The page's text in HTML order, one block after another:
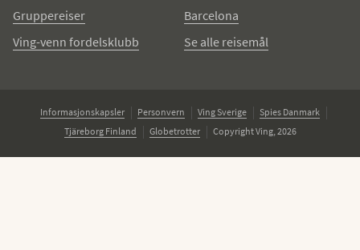
Gruppereiser
Ving-venn fordelsklubb
Barcelona
Se alle reisemål
Informasjonskapsler Personvern Ving Sverige
Spies Danmark
Tjäreborg Finland
Globetrotter Copyright Ving, 2026